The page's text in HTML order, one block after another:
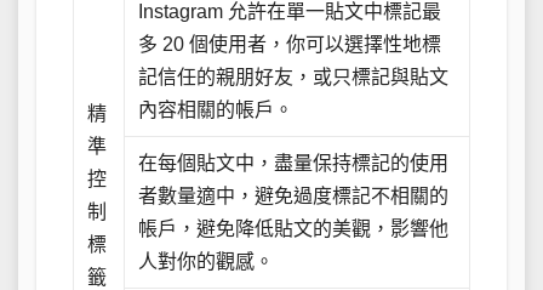
精
準
控
制
標
籤
Instagram 允許在單一貼文中標記最
多 20 個使用者，你可以選擇性地標
記信任的親朋好友，或只標記與貼文
內容相關的帳戶。
在每個貼文中，盡量保持標記的使用
者數量適中，避免過度標記不相關的
帳戶，避免降低貼文的美觀，影響他
人對你的觀感。